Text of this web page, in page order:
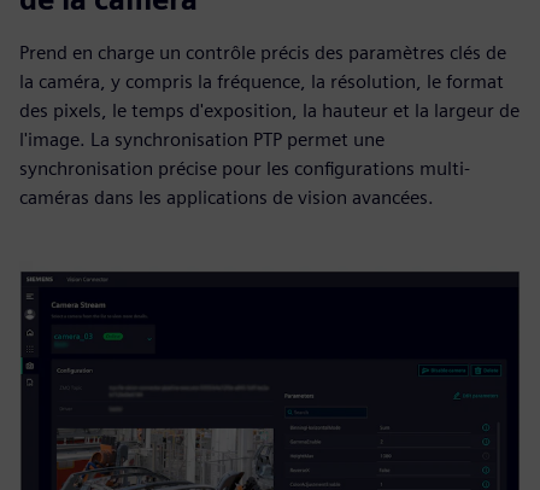
Prend en charge un contrôle précis des paramètres clés de
la caméra, y compris la fréquence, la résolution, le format
des pixels, le temps d'exposition, la hauteur et la largeur de
l'image. La synchronisation PTP permet une
synchronisation précise pour les configurations multi-
caméras dans les applications de vision avancées.